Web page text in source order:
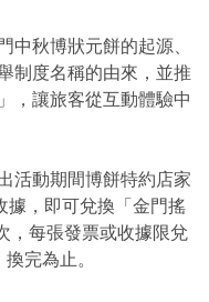
中秋博狀元餅的起源、
制度名稱的由來，並推
，讓旅客從互動體驗中
活動期間博餅特約店家
據，即可兌換「金門搖
，每張發票或收據限兌
完為止。